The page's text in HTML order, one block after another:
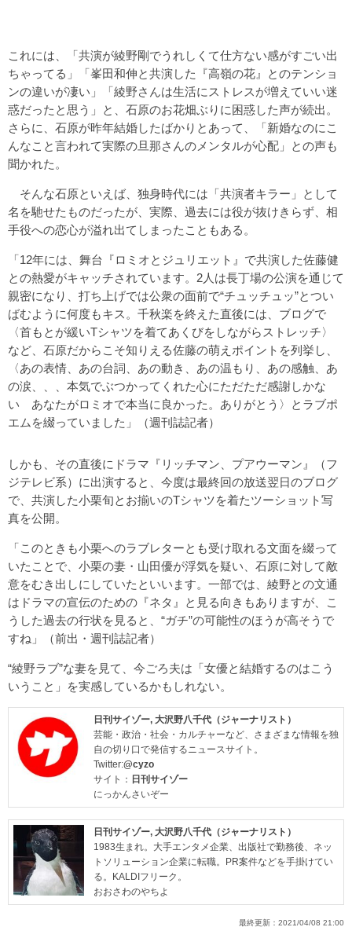
これには、「共演が綾野剛でうれしくて仕方ない感がすごい出
ちゃってる」「峯田和伸と共演した『高嶺の花』とのテンショ
ンの違いが凄い」「綾野さんは生活にストレスが増えていい迷
惑だったと思う」と、石原のお花畑ぶりに困惑した声が続出。
さらに、石原が昨年結婚したばかりとあって、「新婚なのにこ
んなこと言われて実際の旦那さんのメンタルが心配」との声も
聞かれた。
そんな石原といえば、独身時代には「共演者キラー」として
名を馳せたものだったが、実際、過去には役が抜けきらず、相
手役への恋心が溢れ出てしまったこともある。
「12年には、舞台『ロミオとジュリエット』で共演した佐藤健
との熱愛がキャッチされています。2人は長丁場の公演を通じて
親密になり、打ち上げでは公衆の面前で“チュッチュッ”とつい
ばむように何度もキス。千秋楽を終えた直後には、ブログで
〈首もとが緩いTシャツを着てあくびをしながらストレッチ〉
など、石原だからこそ知りえる佐藤の萌えポイントを列挙し、
〈あの表情、あの台詞、あの動き、あの温もり、あの感触、あ
の涙、、、本気でぶつかってくれた心にただただ感謝しかな
い あなたがロミオで本当に良かった。ありがとう〉とラブポ
エムを綴っていました」（週刊誌記者）
しかも、その直後にドラマ『リッチマン、プアウーマン』（フ
ジテレビ系）に出演すると、今度は最終回の放送翌日のブログ
で、共演した小栗旬とお揃いのTシャツを着たツーショット写
真を公開。
「このときも小栗へのラブレターとも受け取れる文面を綴って
いたことで、小栗の妻・山田優が浮気を疑い、石原に対して敵
意をむき出しにしていたといいます。一部では、綾野との文通
はドラマの宣伝のための『ネタ』と見る向きもありますが、こ
うした過去の行状を見ると、“ガチ”の可能性のほうが高そうで
すね」（前出・週刊誌記者）
“綾野ラブ”な妻を見て、今ごろ夫は「女優と結婚するのはこう
いうこと」を実感しているかもしれない。
日刊サイゾー, 大沢野八千代（ジャーナリスト）
芸能・政治・社会・カルチャーなど、さまざまな情報を独
自の切り口で発信するニュースサイト。
Twitter:@cyzo
サイト： 日刊サイゾー
にっかんさいぞー
日刊サイゾー, 大沢野八千代（ジャーナリスト）
1983生まれ。大手エンタメ企業、出版社で勤務後、ネッ
トソリューション企業に転職。PR案件などを手掛けてい
る。KALDIフリーク。
おおさわのやちよ
最終更新： 2021/04/08 21:00